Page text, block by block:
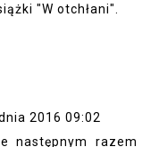
"W otchłani".
2016 09:02
następnym razem